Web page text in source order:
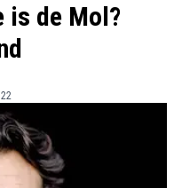
is de Mol?